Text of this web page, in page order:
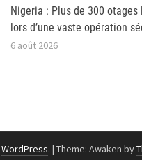
Nigeria : Plus de 300 otages
lors d’une vaste opération
6 août 2026
WordPress. | Theme: Awaken by